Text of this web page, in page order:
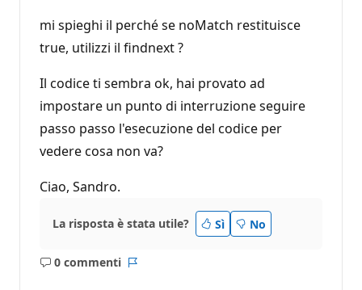
mi spieghi il perché se noMatch restituisce
true, utilizzi il findnext ?
Il codice ti sembra ok, hai provato ad
impostare un punto di interruzione seguire
passo passo l'esecuzione del codice per
vedere cosa non va?
Ciao, Sandro.
La risposta è stata utile? Sì No
0 commenti
Nessun
Report